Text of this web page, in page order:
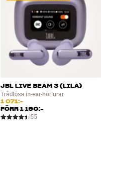
JBL LIVE BEAM 3 (LILA)
Trådlösa in-ear-hörlurar
1 071:-
FÖRR1 190:-
55